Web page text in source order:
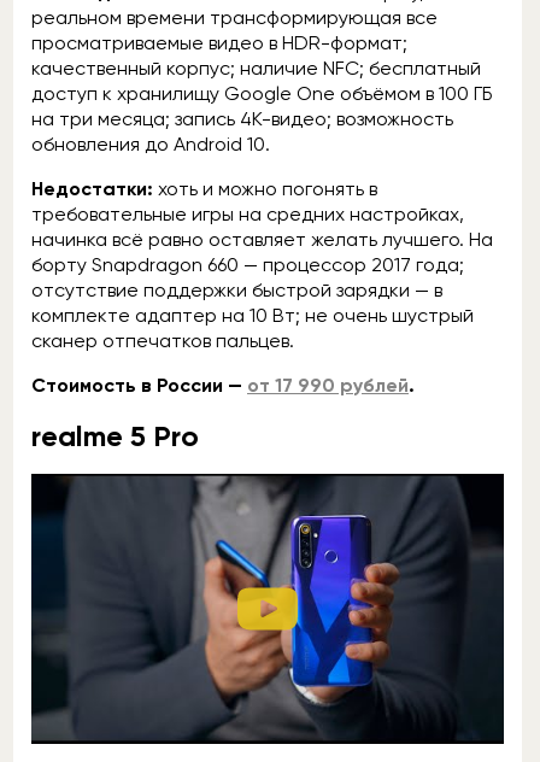
реальном времени трансформирующая все
просматриваемые видео в HDR-формат;
качественный корпус; наличие NFC; бесплатный
доступ к хранилищу Google One объёмом в 100 ГБ
на три месяца; запись 4К-видео; возможность
обновления до Android 10.
Недостатки: хоть и можно погонять в
требовательные игры на средних настройках,
начинка всё равно оставляет желать лучшего. На
борту Snapdragon 660 — процессор 2017 года;
отсутствие поддержки быстрой зарядки — в
комплекте адаптер на 10 Вт; не очень шустрый
сканер отпечатков пальцев.
Стоимость в России — от 17 990 рублей.
realme 5 Pro